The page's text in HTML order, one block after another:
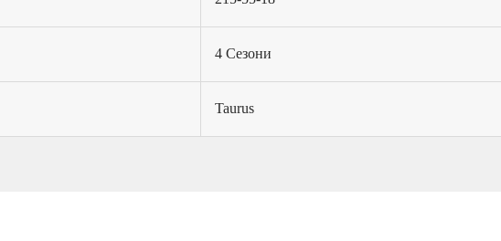
4 Сезони
Taurus